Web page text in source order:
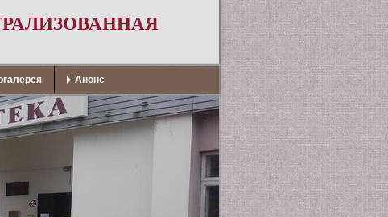
Анонс